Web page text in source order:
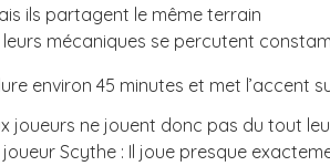
ils partagent le même terrain
leurs mécaniques se percutent
environ 45 minutes et met l’accent
joueurs ne jouent donc pas du tout
joueur Scythe : Il joue presque